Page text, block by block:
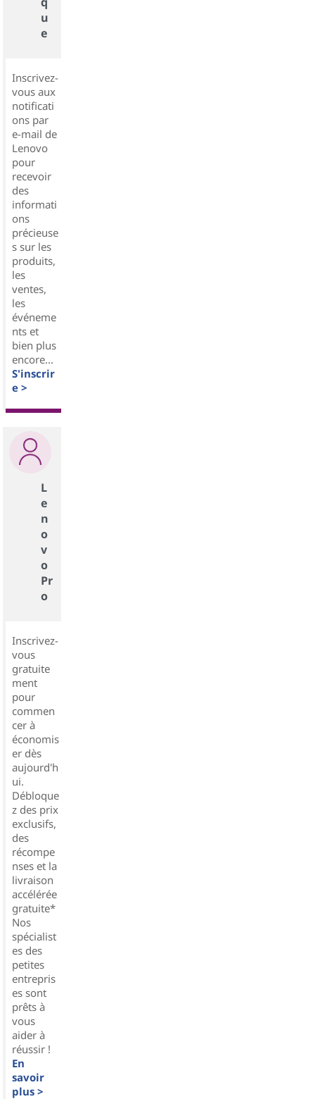
u
e
Inscrivez-
vous aux
notificati
ons par
e-mail de
Lenovo
pour
recevoir
des
informati
ons
précieuse
s sur les
produits,
les
ventes,
les
événeme
nts et
bien plus
encore...
S'inscrir
e >
L
e
n
o
v
o
Pr
o
Inscrivez-
vous
gratuite
ment
pour
commen
cer à
économis
er dès
aujourd'h
ui.
Débloque
z des prix
exclusifs,
des
récompe
nses et la
livraison
accélérée
gratuite*
Nos
spécialist
es des
petites
entrepris
es sont
prêts à
vous
aider à
réussir !
En
savoir
plus >